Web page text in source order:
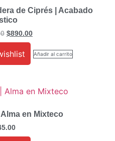
de Ciprés | Acabado
$890.00
Añadir al carrito
en Mixteco